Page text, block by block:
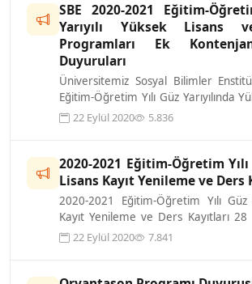
SBE 2020-2021 Eğitim-
Yarıyılı Yüksek Lisans
Programları Ek
Duyuruları
Üniversitemiz Sosyal Bilimler
Eğitim-Öğretim Yılı Güz Yarıyılında
Doktora programlarına Ek Ko...
22 Eylül 2020 5.836
2020-2021 Eğitim-Öğretim Yılı
Lisans Kayıt Yenileme ve Ders
2020-2021 Eğitim-Öğretim Yılı Güz
Kayıt Yenileme ve Ders Kayıtları 28
2020 tarihleri arasında yapıl...
22 Eylül 2020 7.841